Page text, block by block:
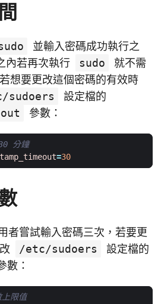
並輸入密碼成功執行之
內若再次執行
sudo
就不需
想要更改這個密碼的有效時
sudoers
設定檔的
參數：
分鐘
=30
者嘗試輸入密碼三次，若要更
/etc/sudoers
設定檔的
數：
限值